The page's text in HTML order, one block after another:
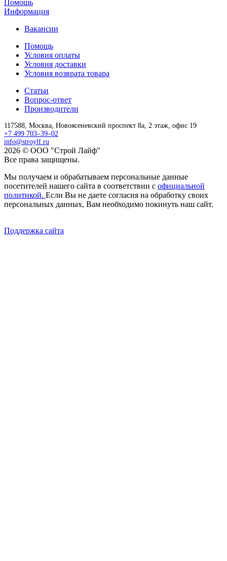
Помощь
Информация
Вакансии
Помощь
Условия оплаты
Условия доставки
Условия возврата товара
Статьи
Вопрос-ответ
Производители
117588, Москва, Новоясеневский проспект 8а, 2 этаж, офис 19
+7 499 703–39–02
info@stroylf.ru
2026 © ООО "Строй Лайф"
Все права защищены.
Мы получаем и обрабатываем персональные данные
посетителей нашего сайта в соответствии с официальной
политикой. Если Вы не даете согласия на обработку своих
персональных данных, Вам необходимо покинуть наш сайт.
Поддержка сайта